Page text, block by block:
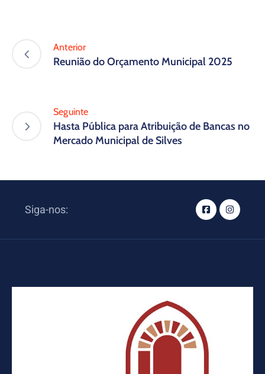
Anterior
Reunião do Orçamento Municipal 2025
Seguinte
Hasta Pública para Atribuição de Bancas no
Mercado Municipal de Silves
Siga-nos: